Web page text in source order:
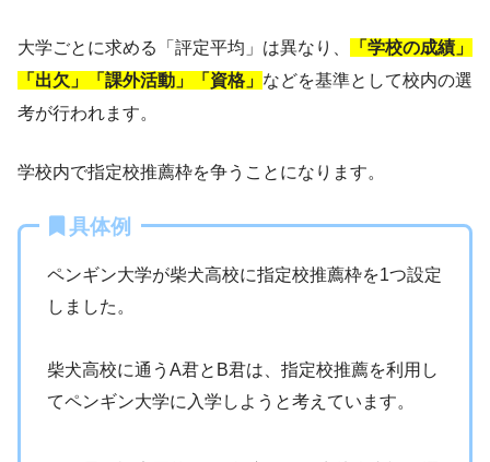
大学ごとに求める「評定平均」は異なり、
「学校の成績」
「出欠」「課外活動」「資格」 などを基準として校内の選
考が行われます。
学校内で指定校推薦枠を争うことになります。
具体例
ペンギン大学が柴犬高校に指定校推薦枠を1つ設定
しました。
柴犬高校に通うA君とB君は、指定校推薦を利用し
てペンギン大学に入学しようと考えています。